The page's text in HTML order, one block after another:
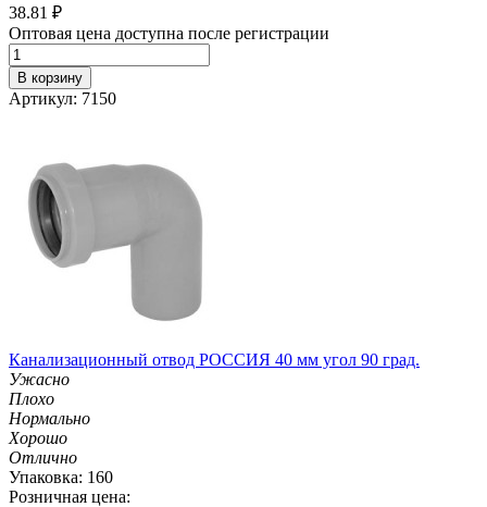
38.81 ₽
Оптовая цена доступна после регистрации
В корзину
Артикул: 7150
Канализационный отвод РОССИЯ 40 мм угол 90 град.
Ужасно
Плохо
Нормально
Хорошо
Отлично
Упаковка: 160
Розничная цена: